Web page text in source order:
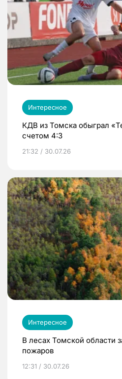
Интересное
КДВ из Томска обыграл
счетом 4:3
21:32 / 30.07.26
Интересное
В лесах Томской области
пожаров
12:31 / 30.07.26